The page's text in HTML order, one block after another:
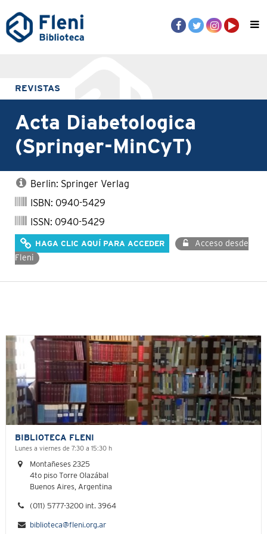
REVISTAS
Acta Diabetologica
(Springer-MinCyT)
Berlin: Springer Verlag
ISBN: 0940-5429
ISSN: 0940-5429
HAGA CLIC AQUÍ PARA ACCEDER
Acceso desde
Fleni
BIBLIOTECA FLENI
Lunes a viernes de 7:30 a 15:30 h
Montañeses 2325
4to piso Torre Olazábal
Buenos Aires, Argentina
(011) 5777-3200 int. 3964
biblioteca@fleni.org.ar